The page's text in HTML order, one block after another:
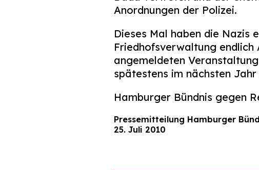
Anordnungen der Polizei.
Dieses Mal haben die Nazis
Friedhofsverwaltung endlich
angemeldeten
spätestens im nächsten
Hamburger Bündnis gegen
Pressemitteilung Hamburger
25. Juli 2010